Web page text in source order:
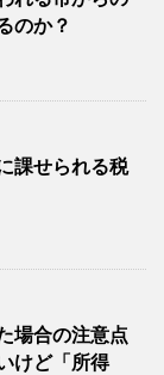
のか？
課せられる税
場合の注意点
けど「所得